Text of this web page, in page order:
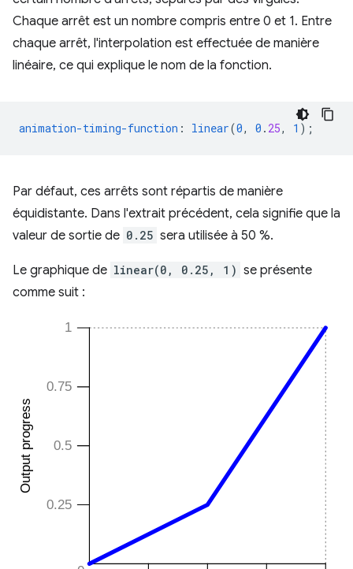
Chaque arrêt est un nombre compris entre 0 et 1. Entre
chaque arrêt, l'interpolation est effectuée de manière
linéaire, ce qui explique le nom de la fonction.
animation-timing-function : linear(0, 0 . 25, 1 );
Par défaut, ces arrêts sont répartis de manière
équidistante. Dans l'extrait précédent, cela signifie que la
valeur de sortie de 0.25 sera utilisée à 50 %.
Le graphique de linear(0, 0.25, 1) se présente
comme suit :